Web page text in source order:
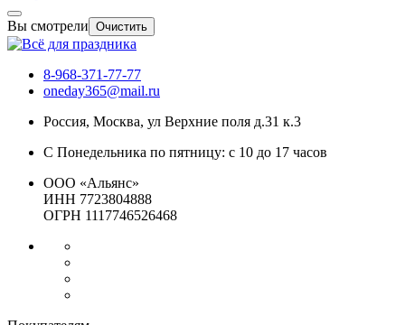
Вы смотрели Очистить
8-968-371-77-77
oneday365@mail.ru
Россия, Москва, ул Верхние поля д.31 к.3
С Понедельника по пятницу: с 10 до 17 часов
ООО «Альянс»
ИНН 7723804888
ОГРН 1117746526468